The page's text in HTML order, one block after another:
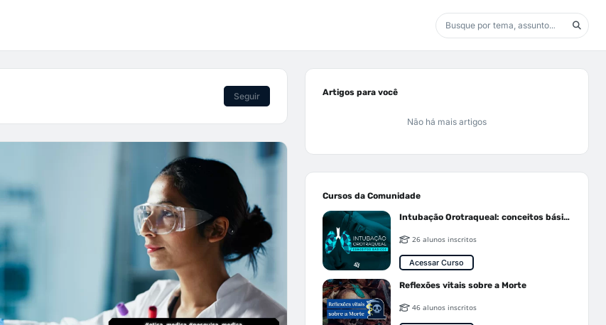
Seguir Artigos para você
Não há mais artigos
Cursos da Comunidade
Intubação Orotraqueal: conceitos básicos
26 alunos inscritos
Acessar Curso
Reflexões vitais sobre a Morte
46 alunos inscritos